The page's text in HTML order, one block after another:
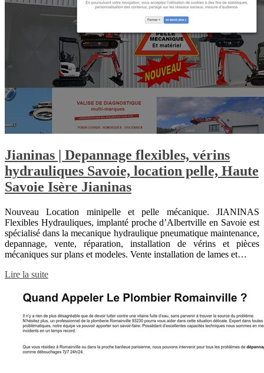
Jianinas | Depannage flexibles, vérins
hydrauli­ques Savoie, location pelle, Haute
Savoie Isère Jianinas
Nouveau Location minipelle et pelle mécanique. JIANINAS
Flexibles Hydrauliques, implanté proche d’Albertville en Savoie est
spécialisé dans la mecanique hydraulique pneumatique maintenance,
depannage, vente, réparation, installation de vérins et pièces
mécaniques sur plans et modeles. Vente installation de lames et…
Lire la suite